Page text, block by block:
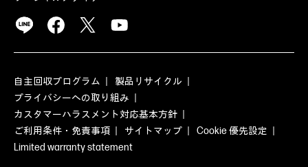
自主回収プログラム
製品リサイクル
プライバシーへの取り組み
カスタマーハラスメント対応基本方針
ご利用条件・免責事項
サイトマップ
Cookie 優先設定
Limited warranty statement